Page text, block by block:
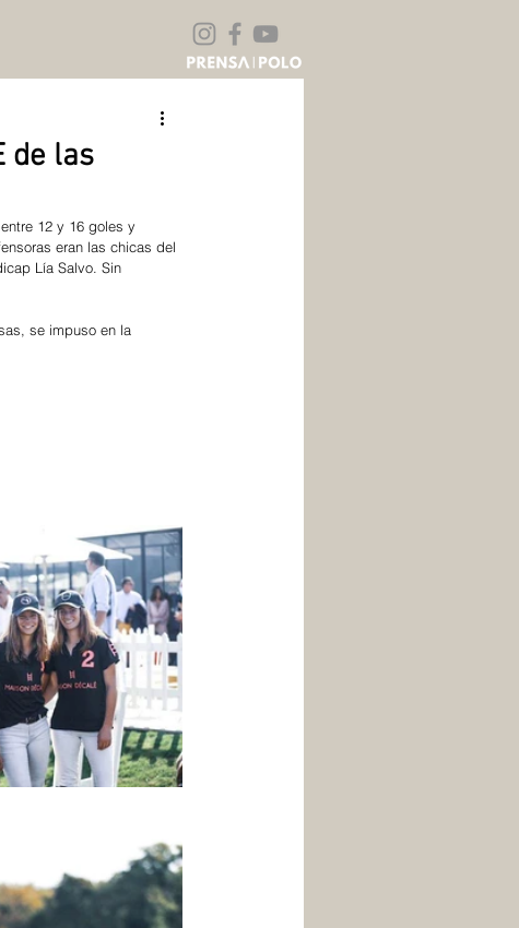
de las
12 y 16 goles y
eran las chicas del
Lía Salvo. Sin
se impuso en la